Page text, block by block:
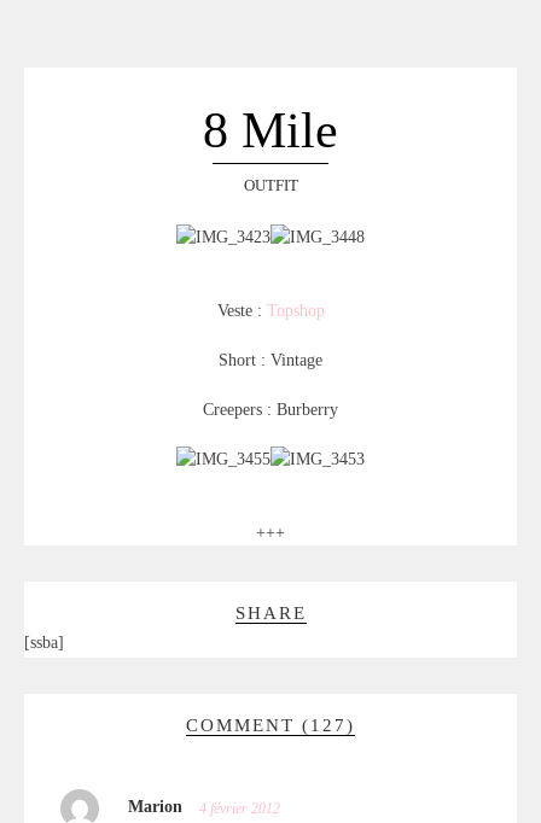
LOOKBOOK
ARCHIVES
8 Mile
OUTFIT
Veste : Topshop
Short : Vintage
Creepers : Burberry
+++
SHARE
[ssba]
COMMENT (127)
Marion 4 février 2012